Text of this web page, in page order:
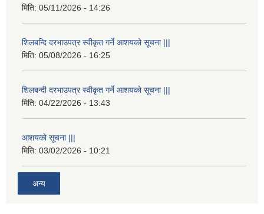
मिति: 05/11/2026 - 14:26
शिलबन्दि दरभाउपत्र स्वीकृत गर्ने आशयको सूचना |||
मिति: 05/08/2026 - 16:25
शिलबन्दी दरभाउपत्र स्वीकृत गर्ने आशयको सूचना |||
मिति: 04/22/2026 - 13:43
आशयको सूचना |||
मिति: 03/02/2026 - 10:21
अन्य